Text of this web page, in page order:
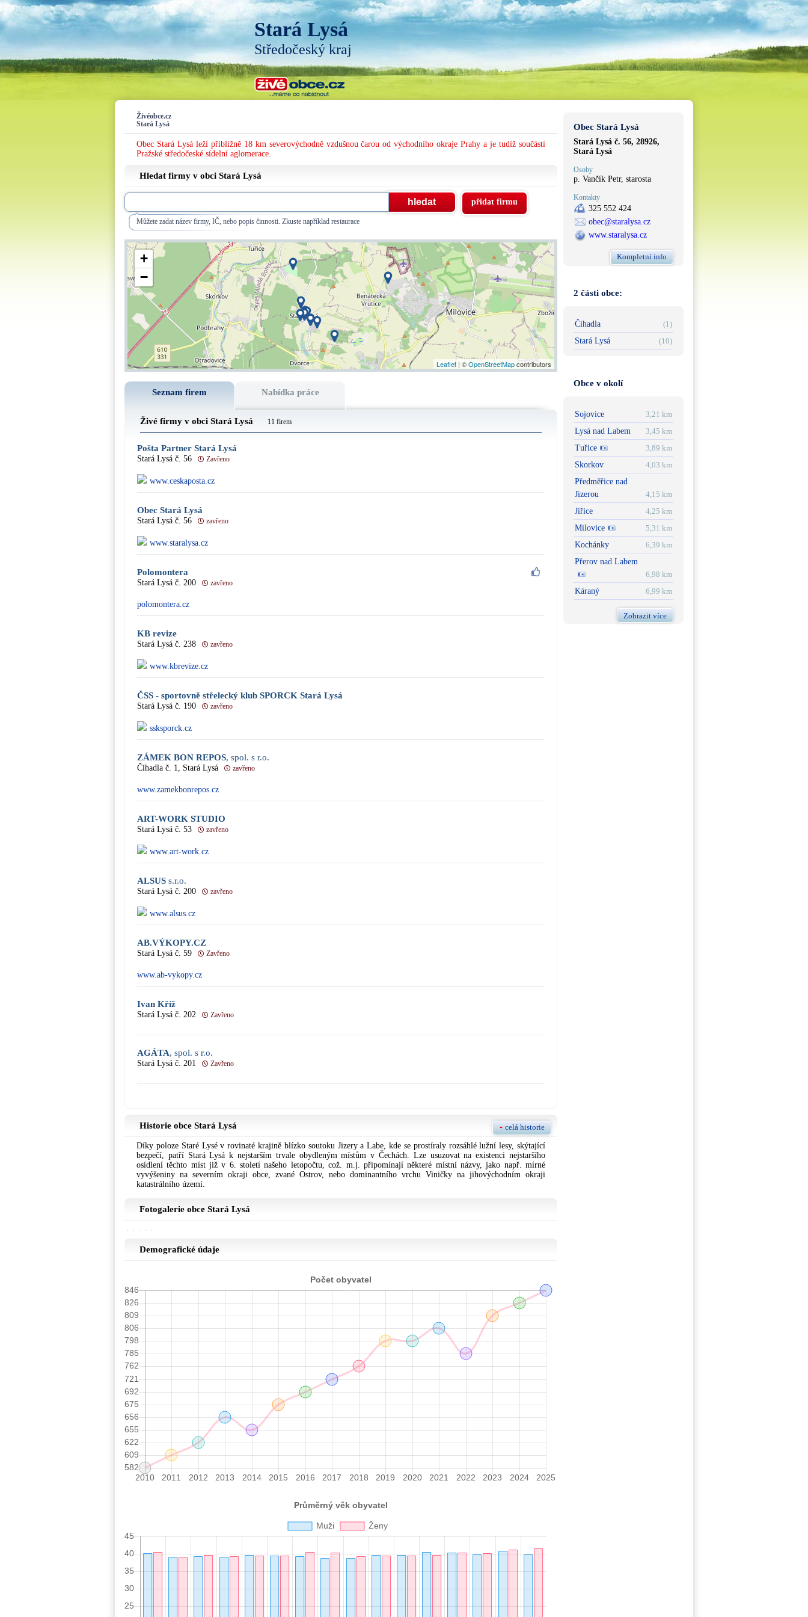
Stará Lysá
Středočeský kraj
Živéobce.cz
Stará Lysá
Obec Stará Lysá leží přibližně 18 km severovýchodně vzdušnou čarou od východního okraje Prahy a je tudíž součástí
Pražské středočeské sídelní aglomerace.
Hledat firmy v obci Stará Lysá
Můžete zadat název firmy, IČ, nebo popis činnosti. Zkuste například restaurace
přidat firmu
+
−
Leaflet | ©OpenStreetMapcontributors
Seznam firem Nabídka práce
Živé firmy v obci Stará Lysá 11 firem
Pošta Partner Stará Lysá
Stará Lysá č. 56 Zavřeno
www.ceskaposta.cz
Obec Stará Lysá
Stará Lysá č. 56 zavřeno
www.staralysa.cz
Polomontera
Stará Lysá č. 200 zavřeno
polomontera.cz
KB revize
Stará Lysá č. 238 zavřeno
www.kbrevize.cz
ČSS - sportovně střelecký klub SPORCK Stará Lysá
Stará Lysá č. 190 zavřeno
ssksporck.cz
ZÁMEK BON REPOS, spol. s r.o.
Čihadla č. 1, Stará Lysá zavřeno
www.zamekbonrepos.cz
ART-WORK STUDIO
Stará Lysá č. 53 zavřeno
www.art-work.cz
ALSUS s.r.o.
Stará Lysá č. 200 zavřeno
www.alsus.cz
AB.VÝKOPY.CZ
Stará Lysá č. 59 Zavřeno
www.ab-vykopy.cz
Ivan Kříž
Stará Lysá č. 202 Zavřeno
AGÁTA, spol. s r.o.
Stará Lysá č. 201 Zavřeno
Historie obce Stará Lysá celá historie
Díky poloze Staré Lysé v rovinaté krajině blízko soutoku Jizery a Labe, kde se prostíraly rozsáhlé lužní lesy, skýtající
bezpečí, patří Stará Lysá k nejstarším trvale obydleným místům v Čechách. Lze usuzovat na existenci nejstaršího
osídlení těchto míst již v 6. století našeho letopočtu, což. m.j. připomínají některé místní názvy, jako např. mírné
vyvýšeniny na severním okraji obce, zvané Ostrov, nebo dominantního vrchu Viničky na jihovýchodním okraji
katastrálního území.
Fotogalerie obce Stará Lysá
Demografické údaje
Obec Stará Lysá
Stará Lysá č. 56, 28926,
Stará Lysá
Osoby
p. Vančík Petr, starosta
Kontakty
325 552 424
obec@staralysa.cz
www.staralysa.cz
Kompletní info
2 části obce:
Čihadla
(1)
Stará Lysá
(10)
Obce v okolí
Sojovice
3,21 km
Lysá nad Labem
3,45 km
Tuřice
3,89 km
Skorkov
4,03 km
Předměřice nad
Jizerou
4,15 km
Jiřice
4,25 km
Milovice
5,31 km
Kochánky
6,39 km
Přerov nad Labem
6,98 km
Káraný
6,99 km
Zobrazit více